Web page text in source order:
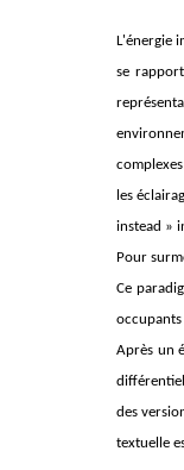
L'énergie
se
les
instead »
Pour
Ce
occupants
Après un
des
textuelle